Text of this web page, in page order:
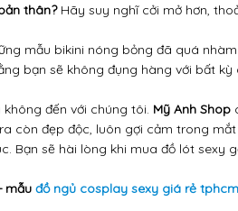
thân?Hãy suy nghĩ cởi mở hơn,
mẫu bikini nóng bỏng đã quá
bạn sẽ không đụng hàng với bất kỳ
đến với chúng tôi. Mỹ Anh Shop
còn đẹp độc, luôn gợi cảm trong
Bạn sẽ hài lòng khi mua đồ lót sexy
mẫu đồ ngủ cosplay sexy giá rẻ tphcm